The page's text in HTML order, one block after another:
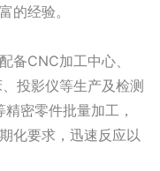
的经验。
备CNC加工中心、
投影仪等生产及检测
密零件批量加工，
化要求，迅速反应以